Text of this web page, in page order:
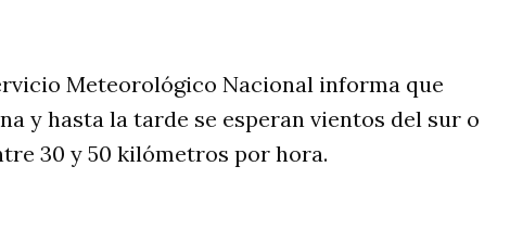
Meteorológico Nacional informa que
y hasta la tarde se esperan vientos del sur o
30 y 50 kilómetros por hora.